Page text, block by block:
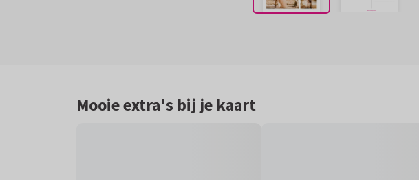
Mooie extra's bij je kaart